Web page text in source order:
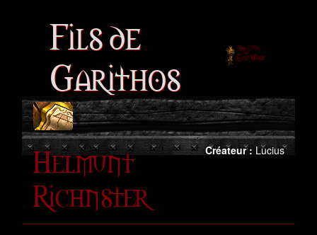
Fils de
Garithos
Helmunt
Richnster
Créateur : Lucius